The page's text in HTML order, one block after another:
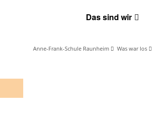
Das sind wir
Anne-Frank-Schule Raunheim Was war los